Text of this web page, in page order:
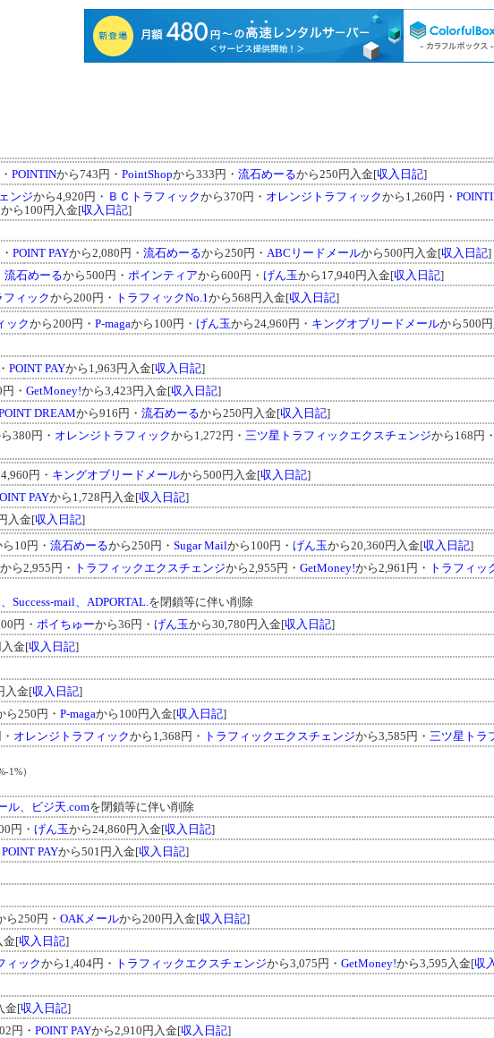
POINTINから743円・ PointShopから333円・ 流石めーるから250円入金[収入日記]
ンジから4,920円・ ＢＣトラフィックから370円・ オレンジトラフィックから1,260円・
から100円入金[収入日記]
POINT PAYから2,080円・ 流石めーるから250円・ ABCリードメールから500円入金[収入日記]
流石めーるから500円・ ポインティアから600円・ げん玉から17,940円入金[収入日記]
フィックから200円・ トラフィックNo.1 から568円入金[収入日記]
ックから200円・ P-magaから100円・ げん玉から24,960円・ キングオブリードメールから500
POINT PAYから1,963円入金[収入日記]
・ GetMoney!から3,423円入金[収入日記]
DREAMから916円・ 流石めーるから250円入金[収入日記]
380円・ オレンジトラフィックから1,272円・ 三ツ星トラフィックエクスチェンジから168円・
円・ キングオブリードメールから500円入金[収入日記]
PAYから1,728円入金[収入日記]
入金[収入日記]
10円・ 流石めーるから250円・ Sugar Mailから100円・ げん玉から20,360円入金[収入日記]
から2,955円・ トラフィックエクスチェンジから2,955円・ GetMoney!から2,961円・ トラフィッ
mail、ADPORTAL. を閉鎖等に伴い削除
円・ ポイちゅーから36円・ げん玉から30,780円入金[収入日記]
金[収入日記]
入金[収入日記]
ら250円・ P-magaから100円入金[収入日記]
オレンジトラフィックから1,368円・ トラフィックエクスチェンジから3,585円・ 三ツ星トラ
1%）
ル、ビジ天.comを閉鎖等に伴い削除
円・ げん玉から24,860円入金[収入日記]
POINT PAYから501円入金[収入日記]
ら250円・ OAKメールから200円入金[収入日記]
金[収入日記]
ィックから1,404円・ トラフィックエクスチェンジから3,075円・ GetMoney!から3,595入金[収
金[収入日記]
円・ POINT PAYから2,910円入金[収入日記]